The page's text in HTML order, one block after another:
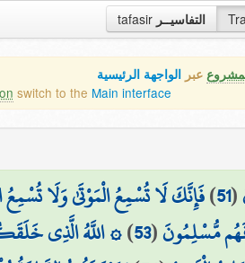
tafasir التفاسيــر
عبر الواجهة الرئيسية
switch to the Main interface
(
51
)فَإِنَّكَ لَا تُسْمِعُ الْمَوْتَىٰ وَلَا تُسْمِعُ
مُّسْلِمُونَ(
53
)۞ اللَّهُ الَّذِي